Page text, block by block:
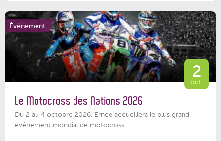
Événement
2
oct.
Le Motocross des Nations 2026
Du 2 au 4 octobre 2026, Ernée accueillera le plus grand
événement mondial de motocross...